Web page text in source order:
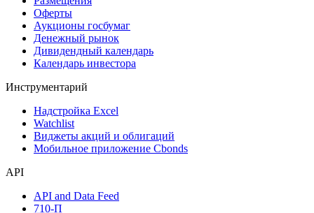
Календарь событий
Дефолты
Размещения
Оферты
Аукционы госбумаг
Денежный рынок
Календарь инвестора
Инструментарий
Надстройка Excel
Мобильное приложение Cbonds